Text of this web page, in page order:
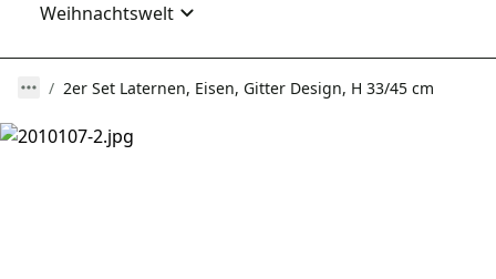
Weihnachtswelt
2er Set Laternen, Eisen, Gitter Design, H 33/45 cm